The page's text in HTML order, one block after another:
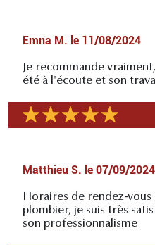
Emna M. le 11/08/2024
Je recommande
été à l'écoute et son
Matthieu S. le 07/09/2024
Horaires de rendez-vous
plombier, je suis très
son professionnalisme